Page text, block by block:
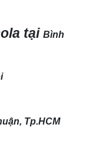
tại Bình
Tp.HCM